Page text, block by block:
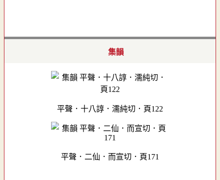
集韻
平聲．十八諄．濡純切．頁122
平聲．二仙．而宣切．頁171